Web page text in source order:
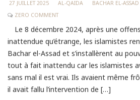
27 JUILLET 2025 AL-QAIDA BACHAR EL-ASSAD
ZERO COMMENT
Le 8 décembre 2024, après une
inattendue qu’étrange, les islamistes
Bachar el-Assad et s’installèrent au
tout à fait inattendu car les islamistes
sans mal il est vrai. Ils avaient même
il avait fallu l’intervention de […]